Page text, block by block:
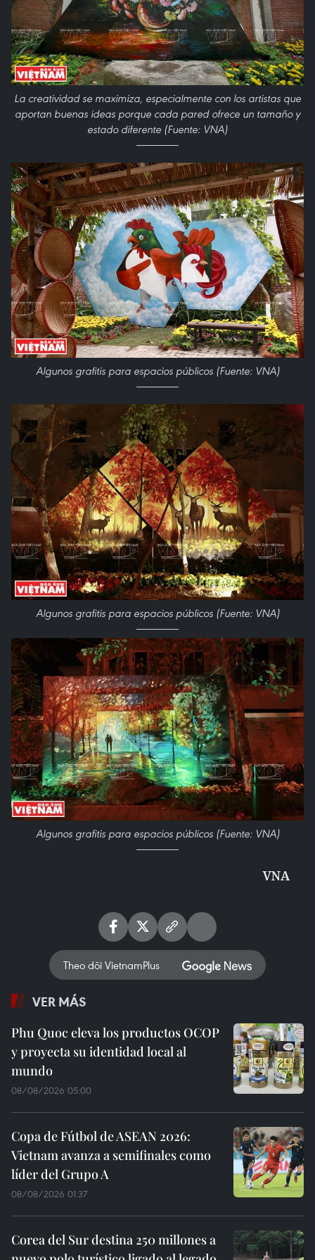
La creatividad se maximiza, especialmente con los artistas que
aportan buenas ideas porque cada pared ofrece un tamaño y
estado diferente (Fuente: VNA)
Algunos grafitis para espacios públicos (Fuente: VNA)
Algunos grafitis para espacios públicos (Fuente: VNA)
Algunos grafitis para espacios públicos (Fuente: VNA)
VNA
Theo dõi VietnamPlus
VER MÁS
Phu Quoc eleva los productos OCOP
y proyecta su identidad local al
mundo
08/08/2026 05:00
Copa de Fútbol de ASEAN 2026:
Vietnam avanza a semifinales como
líder del Grupo A
08/08/2026 01:37
Corea del Sur destina 250 millones a